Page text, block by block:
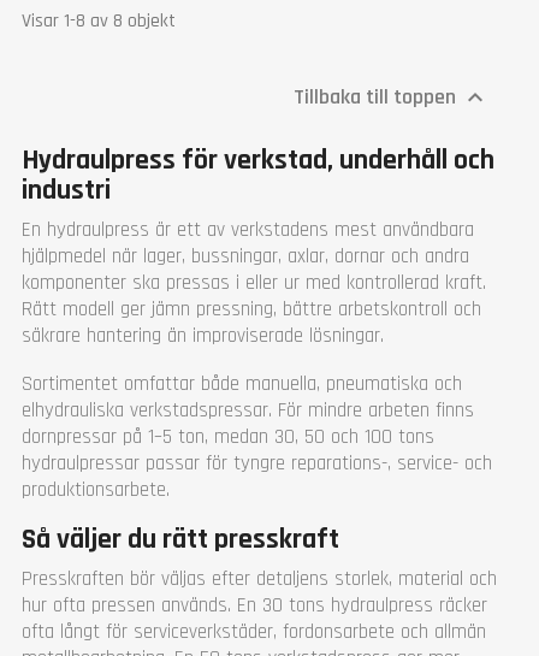
Kolv hastighet (mm/s)
Garanti
1 år
Tryck (bar)
30 MPa
Garanti
1 år
Visar 1-8 av 8 objekt
Tillbaka till toppen 
Hydraulpress för verkstad, underhåll och
industri
En hydraulpress är ett av verkstadens mest användbara
hjälpmedel när lager, bussningar, axlar, dornar och andra
komponenter ska pressas i eller ur med kontrollerad kraft.
Rätt modell ger jämn pressning, bättre arbetskontroll och
säkrare hantering än improviserade lösningar.
Sortimentet omfattar både manuella, pneumatiska och
elhydrauliska verkstadspressar. För mindre arbeten finns
dornpressar på 1–5 ton, medan 30, 50 och 100 tons
hydraulpressar passar för tyngre reparations-, service- och
produktionsarbete.
Så väljer du rätt presskraft
Presskraften bör väljas efter detaljens storlek, material och
hur ofta pressen används. En 30 tons hydraulpress räcker
ofta långt för serviceverkstäder, fordonsarbete och allmän